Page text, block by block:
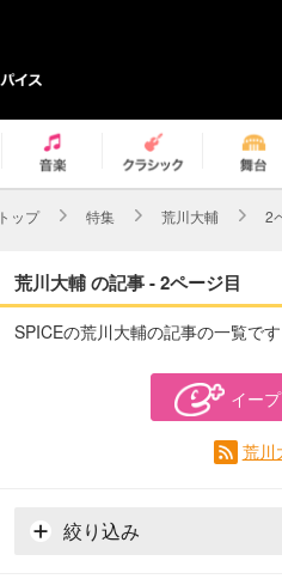
トップ 特集 荒川大輔 2
荒川大輔 の記事 - 2ページ目
SPICEの荒川大輔の記事の一覧です
イー
荒川
絞り込み